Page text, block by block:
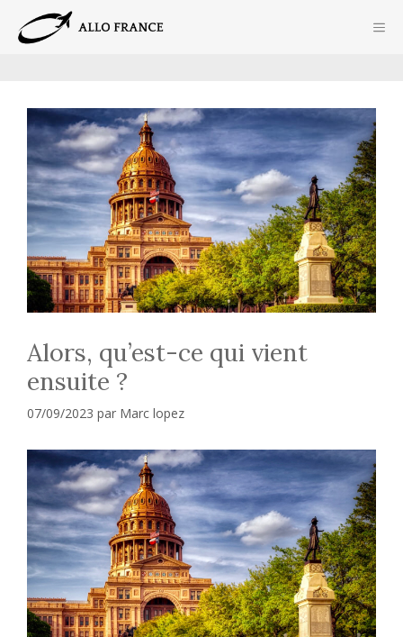
contenu
Alors, qu’est-ce qui vient
ensuite ?
07/09/2023 par Marc lopez